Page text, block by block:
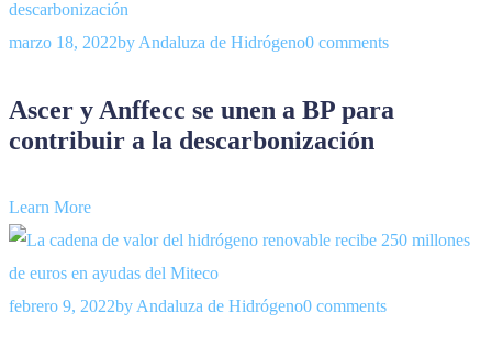
marzo 18, 2022by Andaluza de Hidrógeno0 comments
Ascer y Anffecc se unen a BP para
contribuir a la descarbonización
Learn More
febrero 9, 2022by Andaluza de Hidrógeno0 comments